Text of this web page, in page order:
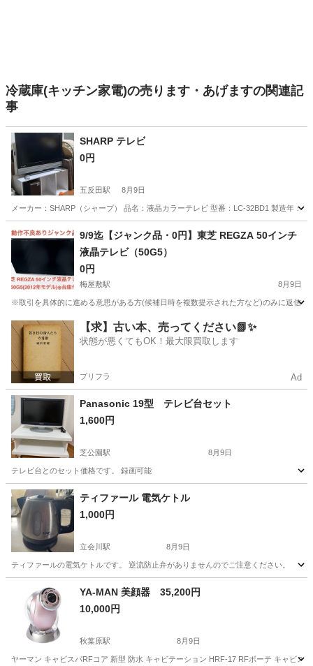
冷蔵庫(キッチン家電)の売ります・あげますの関連記
事
SHARP テレビ
0円
五反田駅 8月9日
メーカー：SHARP（シャープ） 品名：液晶カラーテレビ 型番：LC-32BD1 製造年：
東京 品川区 五反田駅 家電 SHARP
9/9迄【ジャンク品・0円】東芝 REGZA 50インチ
液晶テレビ（50G5）
0円
梅屋敷駅 8月9日
※取引を具体的に進める意思がある方(候補日時を複数提示された方など)のみに返信
東京 大田区 梅屋敷駅 テレビ
【求】古い本、売ってください📗✨
状態が悪くてもOK！最大限買取します
プリフラ Ad
Panasonic 19型 テレビ台セット
1,600円
芝公園駅 8月9日
テレビ台とのセット価格です。 録画可能
東京 港区 テレビティファール 電気ケトル
1,000円
立会川駅 8月9日
ティファールの電気ケトルです。 逆流防止弁がありませんのでご注意ください。
品川区 キッチン家電 ティファール
YA-MAN 美顔器 35,200円
10,000円
秋葉原駅 8月9日
ヤーマン キャビスパRFコア 新型 防水 キャビテーション HRF-17 RFボーテ キャビ